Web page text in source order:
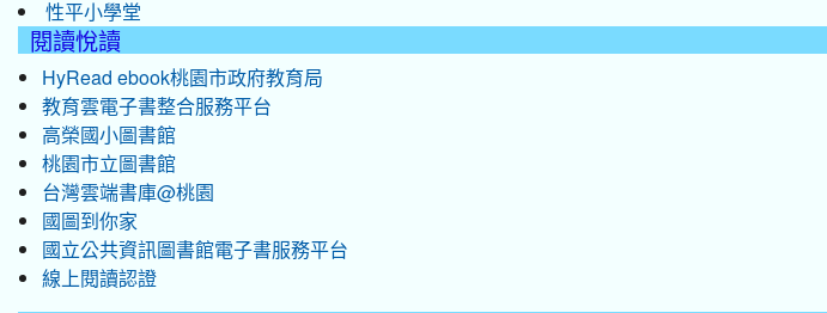
性平小學堂
閱讀悅讀
HyRead ebook桃園市政府教育局
教育雲電子書整合服務平台
高榮國小圖書館
桃園市立圖書館
台灣雲端書庫@桃園
國圖到你家
國立公共資訊圖書館電子書服務平台
線上閱讀認證